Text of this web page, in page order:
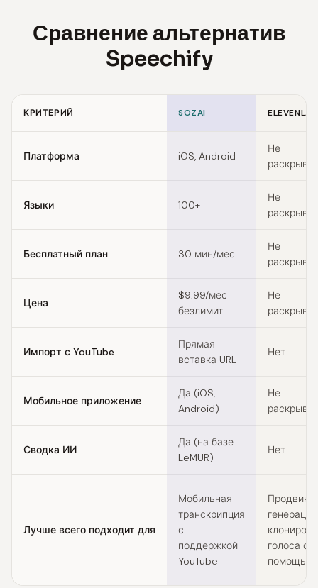
Сравнение альтернатив
Speechify
КРИТЕРИЙ SOZAI
Платформа iOS, Android
Не
Языки 100+
Не
Бесплатный план 30 мин/мес
Не
Цена
$9.99/мес
безлимит
Не
Импорт с YouTube
Прямая
вставка URL
Нет
Мобильное приложение
Да (iOS,
Android)
Не
Сводка ИИ
Да (на базе
LeMUR)
Нет
Лучше всего подходит для
Мобильная
транскрипция
с
поддержкой
YouTube
голоса с
помощью